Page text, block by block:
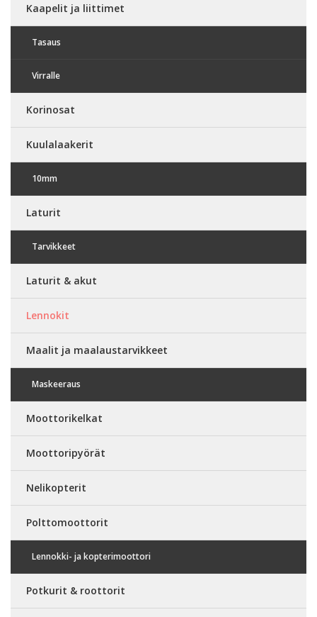
Kaapelit ja liittimet
Tasaus
Virralle
Korinosat
Kuulalaakerit
10mm
Laturit
Tarvikkeet
Laturit & akut
Lennokit
Maalit ja maalaustarvikkeet
Maskeeraus
Moottorikelkat
Moottoripyörät
Nelikopterit
Polttomoottorit
Lennokki- ja kopterimoottori
Potkurit & roottorit